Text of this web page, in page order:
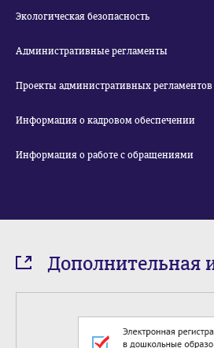
Экологическая безопасность
Административные регламенты
Проекты административных регламентов
Информация о кадровом обеспечении
Информация о работе с обращениями
Дополнительная